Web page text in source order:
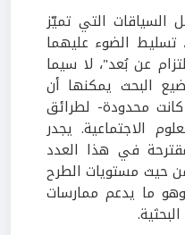
التي تميّز
تسليط الضوء عليهما
عن بُعد"، لا سيما
البحث يمكنها أن
محدودة- لطرائق
الاجتماعية. يجدر
في هذا العدد
حيث مستويات الطرح
وهو ما يدعم ممارسات